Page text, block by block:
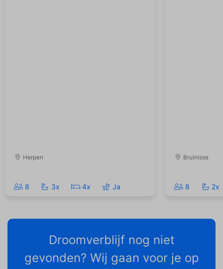
Herpen
8 3x 4x Ja
Bruinisse
8 2x
Droomverblijf nog niet
gevonden? Wij gaan voor je op